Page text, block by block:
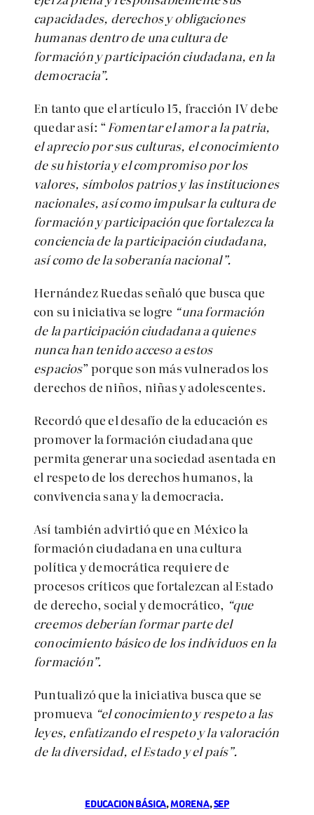
capacidades, derechos y obligaciones
humanas dentro de una cultura de
formación y participación ciudadana, en la
democracia”.
En tanto que el artículo 15, fracción IV debe
quedar así: “Fomentar el amor a la patria,
el aprecio por sus culturas, el conocimiento
de su historia y el compromiso por los
valores, símbolos patrios y las instituciones
nacionales, así como impulsar la cultura de
formación y participación que fortalezca la
conciencia de la participación ciudadana,
así como de la soberanía nacional”.
Hernández Ruedas señaló que busca que
con su iniciativa se logre “una formación
de la participación ciudadana a quienes
nunca han tenido acceso a estos
espacios” porque son más vulnerados los
derechos de niños, niñas y adolescentes.
Recordó que el desafío de la educación es
promover la formación ciudadana que
permita generar una sociedad asentada en
el respeto de los derechos humanos, la
convivencia sana y la democracia.
Así también advirtió que en México la
formación ciudadana en una cultura
política y democrática requiere de
procesos críticos que fortalezcan al Estado
de derecho, social y democrático, “que
creemos deberían formar parte del
conocimiento básico de los individuos en la
formación”.
Puntualizó que la iniciativa busca que se
promueva “el conocimiento y respeto a las
leyes, enfatizando el respeto y la valoración
de la diversidad, el Estado y el país”.
EDUCACION BÁSICA, MORENA, SEP